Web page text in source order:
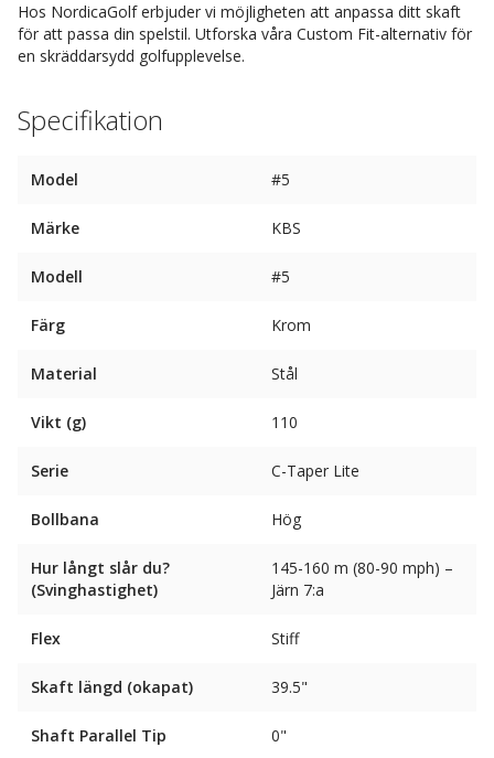
Hos NordicaGolf erbjuder vi möjligheten att anpassa ditt skaft
för att passa din spelstil. Utforska våra Custom Fit-alternativ för
en skräddarsydd golfupplevelse.
Specifikation
Model #5
Märke KBS
Modell #5
Färg Krom
Material Stål
Vikt (g) 110
Serie C-Taper Lite
Bollbana Hög
Hur långt slår du?
(Svinghastighet)
145-160 m (80-90 mph) –
Järn 7:a
Flex Stiff
Skaft längd (okapat) 39.5"
Shaft Parallel Tip 0"